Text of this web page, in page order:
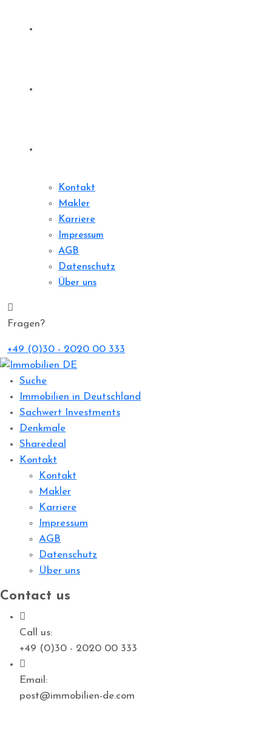
Kontakt
Makler
Karriere
Impressum
AGB
Datenschutz
Über uns
Fragen?
+49 (0)30 - 2020 00 333
Suche
Immobilien in Deutschland
Sachwert Investments
Denkmale
Sharedeal
Kontakt
Kontakt
Makler
Karriere
Impressum
AGB
Datenschutz
Über uns
Contact us
Call us:
+49 (0)30 - 2020 00 333
Email:
post@immobilien-de.com